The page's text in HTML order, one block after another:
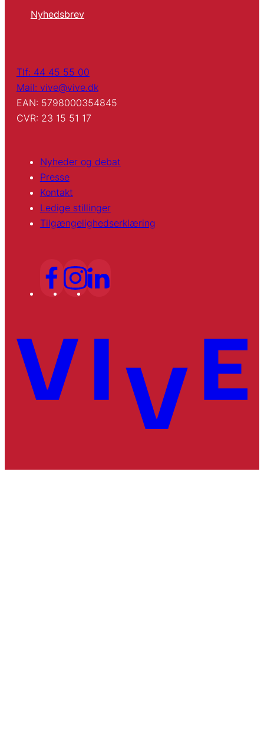
Nyhedsbrev
Tlf: 44 45 55 00
Mail: vive@vive.dk
EAN: 5798000354845
CVR: 23 15 51 17
Nyheder og debat
Presse
Kontakt
Ledige stillinger
Tilgængelighedserklæring